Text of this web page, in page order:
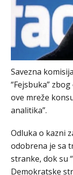
Savezna
“Fejsbuka”
ove mreže
analitika”.
Odluka o kazni
odobrena je sa
stranke, dok su
Demokratske